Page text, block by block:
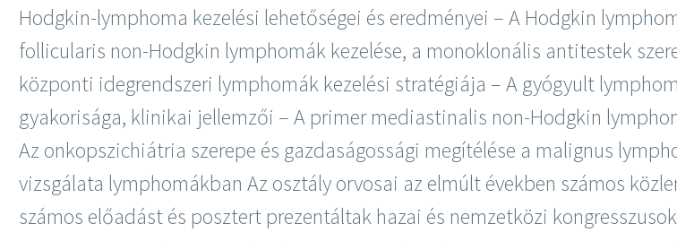
Hodgkin-lymphoma kezelési lehetőségei és eredményei – A Hodgkin
follicularis non-Hodgkin lymphomák kezelése, a monoklonális antitestek
központi idegrendszeri lymphomák kezelési stratégiája – A gyógyult
gyakorisága, klinikai jellemzői – A primer mediastinalis non-Hodgkin
Az onkopszichiátria szerepe és gazdaságossági megítélése a malignus
vizsgálata lymphomákban Az osztály orvosai az elmúlt években számos
számos előadást és posztert prezentáltak hazai és nemzetközi